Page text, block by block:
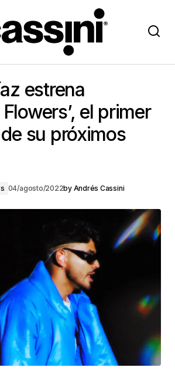
disco
estrena
Flowers’, el primer
su próximos
04/agosto/2022by Andrés Cassini